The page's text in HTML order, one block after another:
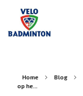
Home Blog
op he...